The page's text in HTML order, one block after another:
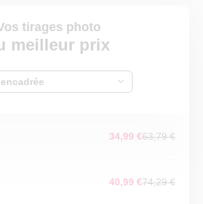
tirages photo
meilleur prix
34,99 €63,79 €
40,99 €74,29 €